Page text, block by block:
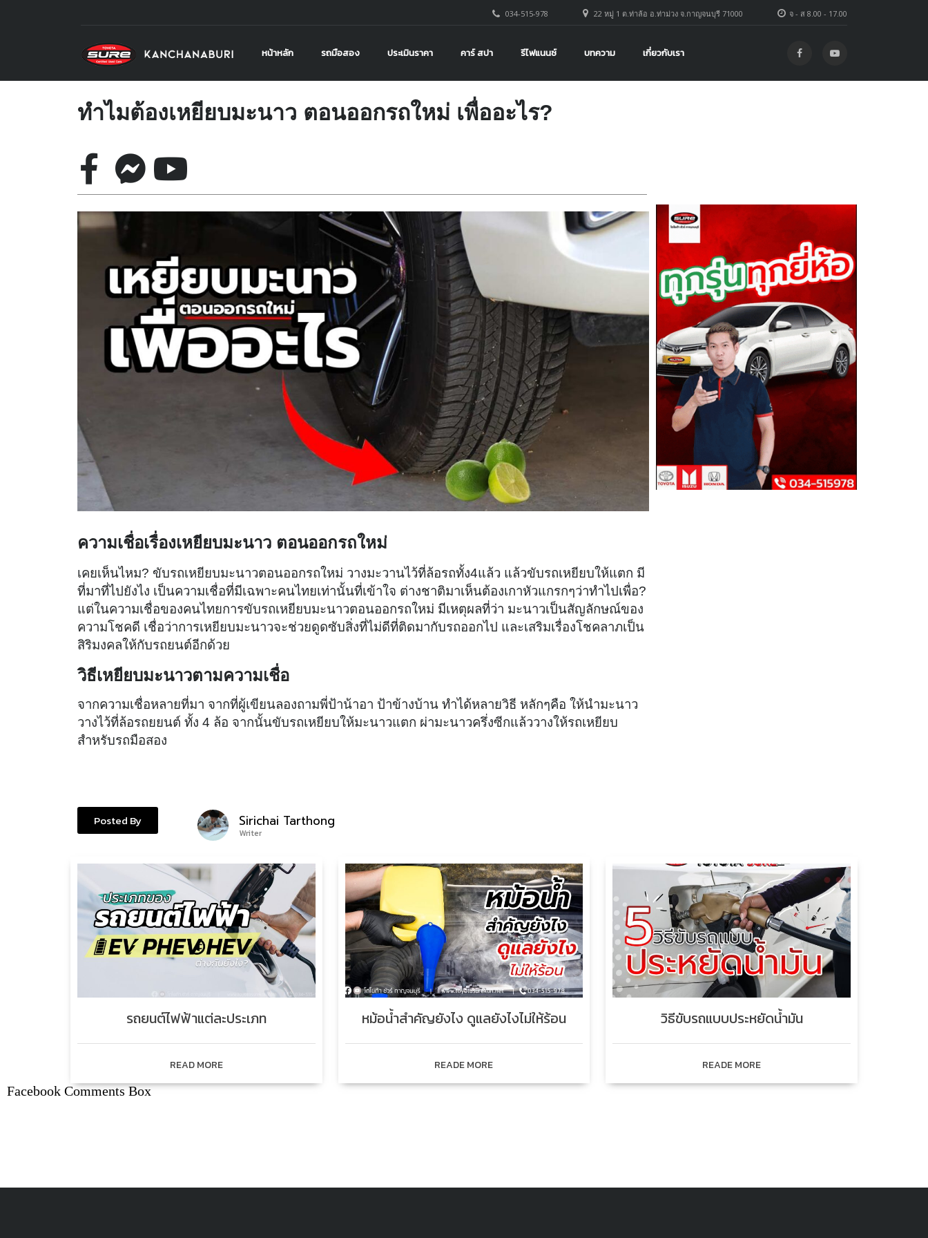
จ - ส 8.00 - 17.00
22 หมู่ 1 ต.ท่าล้อ อ.ท่าม่วง จ.กาญจนบุรี 71000
034-515-978
หน้าหลัก รถมือสอง ประเมินราคา คาร์ สปา รีไฟแนนซ์ บทความ เกี่ยวกับเรา
ทำไมต้องเหยียบมะนาว ตอนออกรถใหม่ เพื่ออะไร?
ความเชื่อเรื่องเหยียบมะนาว ตอนออกรถใหม่
เคยเห็นไหม? ขับรถเหยียบมะนาวตอนออกรถใหม่ วางมะวานไว้ที่ล้อรถทั้ง4แล้ว แล้วขับรถเหยียบให้แตก มี
ที่มาที่ไปยังไง เป็นความเชื่อที่มีเฉพาะคนไทยเท่านั้นที่เข้าใจ ต่างชาติมาเห็นต้องเกาหัวแกรกๆว่าทำไปเพื่อ?
แต่ในความเชื่อของคนไทยการขับรถเหยียบมะนาวตอนออกรถใหม่ มีเหตุผลที่ว่า มะนาวเป็นสัญลักษณ์ของ
ความโชคดี เชื่อว่าการเหยียบมะนาวจะช่วยดูดซับสิ่งที่ไม่ดีที่ติดมากับรถออกไป และเสริมเรื่องโชคลาภเป็น
สิริมงคลให้กับรถยนต์อีกด้วย
วิธีเหยียบมะนาวตามความเชื่อ
จากความเชื่อหลายที่มา จากที่ผู้เขียนลองถามพี่ป้าน้าอา ป้าข้างบ้าน ทำได้หลายวิธี หลักๆคือ ให้นำมะนาว
วางไว้ที่ล้อรถยยนต์ ทั้ง 4 ล้อ จากนั้นขับรถเหยียบให้มะนาวแตก ผ่ามะนาวครึ่งซีกแล้ววางให้รถเหยียบ
สำหรับรถมือสอง
Posted By Sirichai Tarthong
Writer
รถยนต์ไฟฟ้าแต่ละประเภท
READ MORE
หม้อน้ำสำคัญยังไง ดูแลยังไงไม่ให้ร้อน
READE MORE
วิธีขับรถแบบประหยัดน้ำมัน
READE MORE
Facebook Comments Box